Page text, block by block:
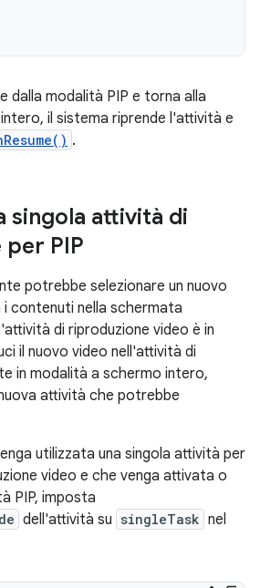
dalla modalità PIP e torna alla
il sistema riprende l'attività e
.
singola attività di
PIP
potrebbe selezionare un nuovo
contenuti nella schermata
di riproduzione video è in
il nuovo video nell'attività di
in modalità a schermo intero,
attività che potrebbe
utilizzata una singola attività per
video e che venga attivata o
PIP, imposta
dell'attività su singleTask nel